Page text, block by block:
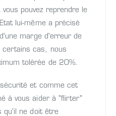
pouvez reprendre le
lui-même a précisé
marge d'erreur de
certains cas, nous
tolérée de 20%.
et comme cet
à vous aider à "flirter"
qu'il ne doit être